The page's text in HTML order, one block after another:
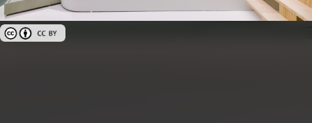
創用CC姓名標示 3.0 台灣及其後版本(CC BY 3.0 TW +)